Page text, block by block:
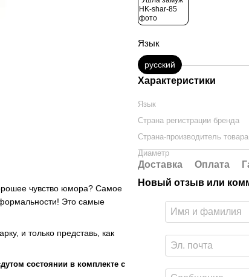
чувство юмора? Самое
Это самые
и только представь, как
состоянии в комплекте с
Язык
русский
Характеристики
Язык
Страна регистрации бренда
Страна-производитель товара
Диаметр
Доставка Оплата
Новый отзыв или